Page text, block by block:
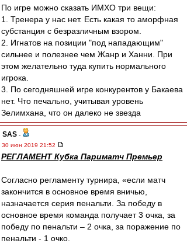
По игре можно сказать ИМХО три вещи:
1. Тренера у нас нет. Есть какая то аморфная
субстанция с безразличным взором.
2. Игнатов на позиции "под нападающим"
сильнее и полезнее чем Жанр и Ханни. При
этом желательно туда купить нормального
игрока.
3. По сегодняшней игре конкурентов у Бакаева
нет. Что печально, учитывая уровень
Зелимхана, что он далеко не звезда
SAS -
30 июн 2019 21:52
РЕГЛАМЕНТ Кубка Париматч Премьер
Согласно регламенту турнира, «если матч
закончится в основное время вничью,
назначается серия пенальти. За победу в
основное время команда получает 3 очка, за
победу по пенальти – 2 очка, за поражение по
пенальти - 1 очко.